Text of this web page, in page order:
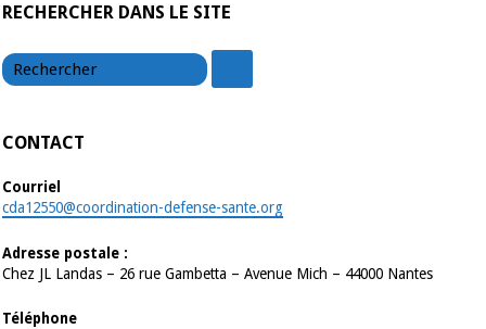
RECHERCHER DANS LE SITE
CONTACT
Courriel
cda12550@coordination-defense-sante.org
Adresse postale :
Chez JL Landas – 26 rue Gambetta – Avenue Mich – 44000 Nantes
Téléphone